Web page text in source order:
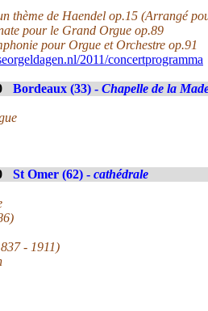
thème de Haendel op.15 (Arrangé
pour le Grand Orgue op.89
pour Orgue et Orchestre op.91
2011/concertprogramma
Bordeaux (33) - Chapelle de la
St Omer (62) - cathédrale
- 1911)